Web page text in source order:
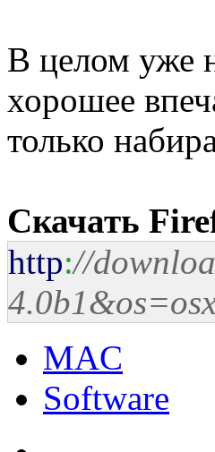
В целом уже
хорошее
только
Скачать
http://
MAC
Software